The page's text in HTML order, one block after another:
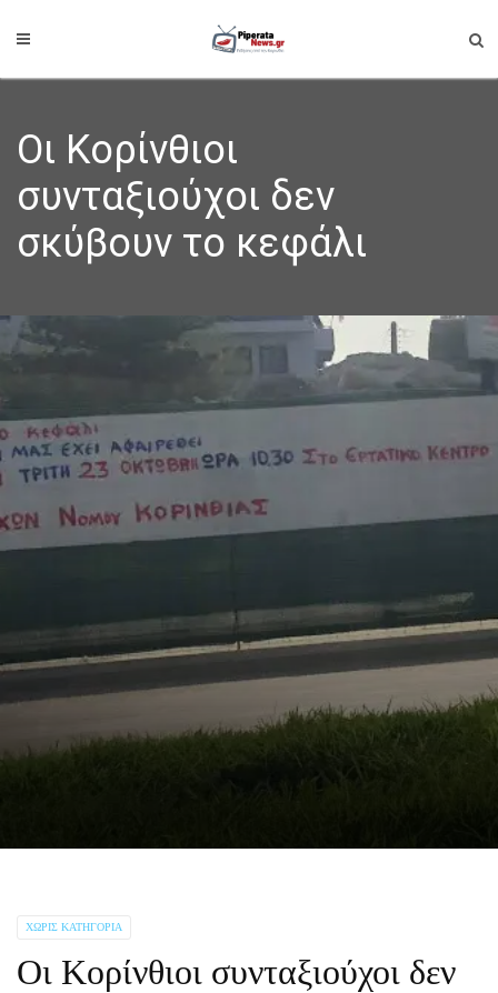
Oι Κορίνθιοι
συνταξιούχοι δεν
σκύβουν το κεφάλι
ΧΩΡΊΣ ΚΑΤΗΓΟΡΊΑ
Oι Κορίνθιοι συνταξιούχοι δεν